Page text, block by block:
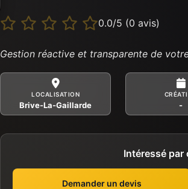
0.0/5 (0 avis)
Gestion réactive et transparente de
LOCALISATION
Brive-La-Gaillarde -
Intéressé par
Demander un devis